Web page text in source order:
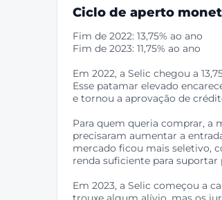
Ciclo de aperto
Fim de 2022: 13,75% ao ano
Fim de 2023: 11,75% ao ano
Em 2022, a Selic chegou a
Esse patamar elevado
e tornou a aprovação de
Para quem queria comprar, a
precisaram aumentar a
mercado ficou mais seletivo,
renda suficiente para suportar
Em 2023, a Selic começou a